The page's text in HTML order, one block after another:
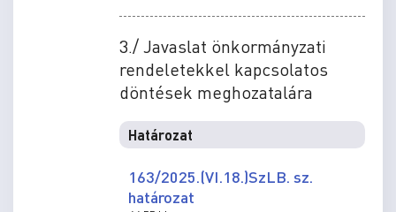
3./ Javaslat önkormányzati
rendeletekkel kapcsolatos
döntések meghozatalára
Határozat
163/2025.(VI.18.)SzLB. sz.
határozat